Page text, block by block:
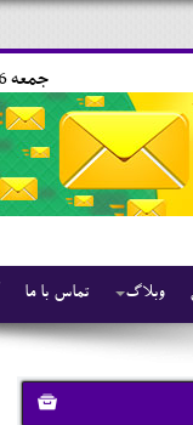
جمعه 16 مرداد 1405-10:38-
تماس با ما وبلاگ